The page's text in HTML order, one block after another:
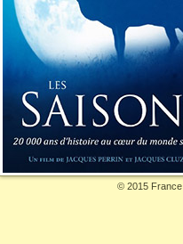
© 2015